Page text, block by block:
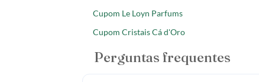
Cupom Le Loyn Parfums
Cupom Cristais Cá d'Oro
Perguntas frequentes